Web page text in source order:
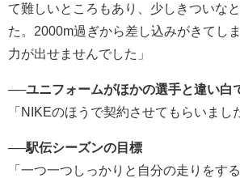
て難しいところもあり、少しきついな
た。2000m過ぎから差し込みがきてし
力が出せませんでした」
──ユニフォームがほかの選手と違い白
「NIKEのほうで契約させてもらいまし
──駅伝シーズンの目標
「一つ一つしっかりと自分の走りをす